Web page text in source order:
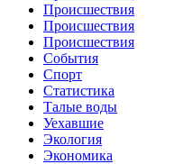
Происшествия
Происшествия
Происшествия
События
Спорт
Статистика
Талые воды
Уехавшие
Экология
Экономика